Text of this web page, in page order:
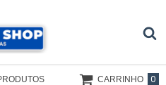
CARRINHO 0